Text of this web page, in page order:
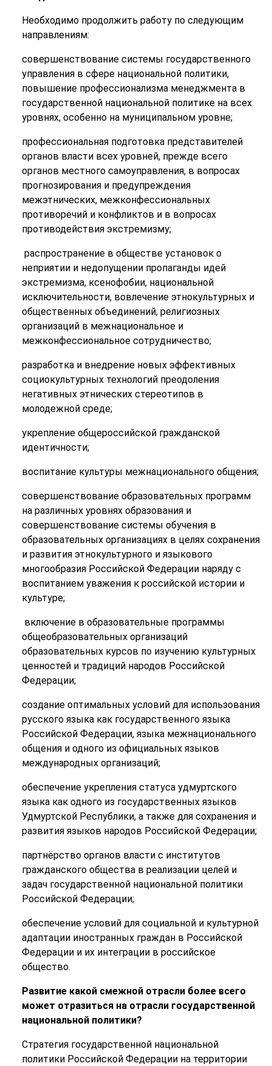
Необходимо продолжить работу по следующим
направлениям:
совершенствование системы государственного
управления в сфере национальной политики,
повышение профессионализма менеджмента в
государственной национальной политике на всех
уровнях, особенно на муниципальном уровне;
профессиональная подготовка представителей
органов власти всех уровней, прежде всего
органов местного самоуправления, в вопросах
прогнозирования и предупреждения
межэтнических, межконфессиональных
противоречий и конфликтов и в вопросах
противодействия экстремизму;
распространение в обществе установок о
неприятии и недопущении пропаганды идей
экстремизма, ксенофобии, национальной
исключительности, вовлечение этнокультурных и
общественных объединений, религиозных
организаций в межнациональное и
межконфессиональное сотрудничество;
разработка и внедрение новых эффективных
социокультурных технологий преодоления
негативных этнических стереотипов в
молодежной среде;
укрепление общероссийской гражданской
идентичности;
воспитание культуры межнационального общения;
совершенствование образовательных программ
на различных уровнях образования и
совершенствование системы обучения в
образовательных организациях в целях сохранения
и развития этнокультурного и языкового
многообразия Российской Федерации наряду с
воспитанием уважения к российской истории и
культуре;
включение в образовательные программы
общеобразовательных организаций
образовательных курсов по изучению культурных
ценностей и традиций народов Российской
Федерации;
создание оптимальных условий для использования
русского языка как государственного языка
Российской Федерации, языка межнационального
общения и одного из официальных языков
международных организаций;
обеспечение укрепления статуса удмуртского
языка как одного из государственных языков
Удмуртской Республики, а также для сохранения и
развития языков народов Российской Федерации;
партнёрство органов власти с институтов
гражданского общества в реализации целей и
задач государственной национальной политики
Российской Федерации;
обеспечение условий для социальной и культурной
адаптации иностранных граждан в Российской
Федерации и их интеграции в российское
общество.
Развитие какой смежной отрасли более всего
может отразиться на отрасли государственной
национальной политики?
Стратегия государственной национальной
политики Российской Федерации на территории